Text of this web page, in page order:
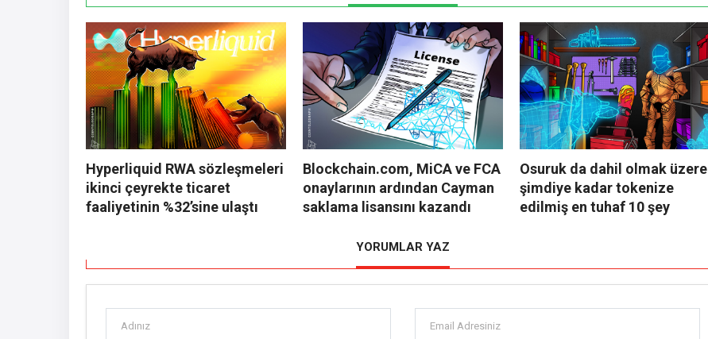
Hyperliquid RWA sözleşmeleri
ikinci çeyrekte ticaret
faaliyetinin %32’sine ulaştı
Blockchain.com, MiCA ve FCA
onaylarının ardından Cayman
saklama lisansını kazandı
Osuruk da dahil olmak üzere
şimdiye kadar tokenize
edilmiş en tuhaf 10 şey
YORUMLAR YAZ